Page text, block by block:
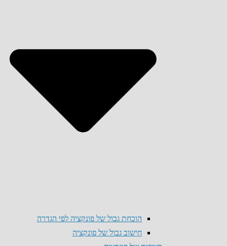
הוכחת גבול של פונקציה לפי הגדרה
חישוב גבול של פונקציה